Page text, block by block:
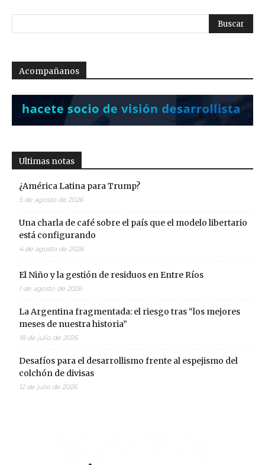
Acompañanos
Ultimas notas
¿América Latina para Trump?
5 de agosto de 2026
Una charla de café sobre el país que el modelo libertario
está configurando
4 de agosto de 2026
El Niño y la gestión de residuos en Entre Ríos
1 de agosto de 2026
La Argentina fragmentada: el riesgo tras “los mejores
meses de nuestra historia”
18 de julio de 2026
Desafíos para el desarrollismo frente al espejismo del
colchón de divisas
12 de julio de 2026